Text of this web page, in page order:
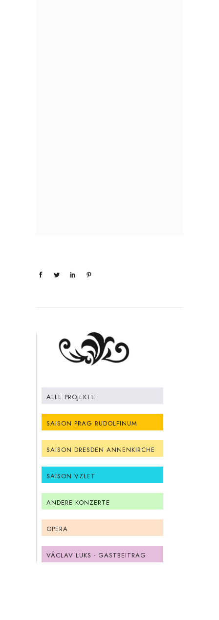
ALLE PROJEKTE
SAISON PRAG RUDOLFINUM
SAISON DRESDEN ANNENKIRCHE
SAISON VZLET
ANDERE KONZERTE
OPERA
VÁCLAV LUKS - GASTBEITRAG